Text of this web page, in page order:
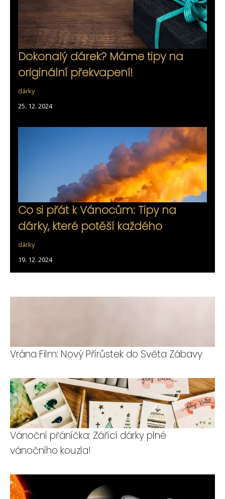
Dokonalý dárek? Máme tipy na
originální překvapení!
dárky
25. 12. 2024
Co si přát k Vánocům: Tipy na
dárky, které potěší každého
dárky
19. 12. 2024
Vrána Film: Nový Přírůstek do Světa Zábavy
Vánoční přáníčka: Zářící dárky plné
vánočního kouzla!